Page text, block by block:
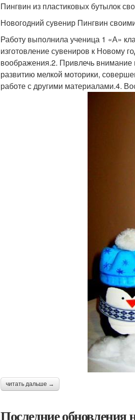
Пингвин из пластиковых бутылок
Новогодний сувенир Пингвин
Работу выполнила ученица 1 «А»
изготовление сувениров к Новому
воображения.2. Привлечь внимание
развитию мелкой моторики,
работе с другими материалами.4.
читать дальше →
Последние обновления